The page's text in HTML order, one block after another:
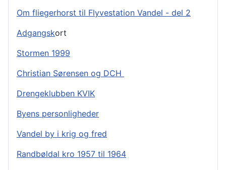
Om fliegerhorst til Flyvestation Vandel - del 2
Adgangskort
Stormen 1999
Christian Sørensen og DCH
Drengeklubben KVIK
Byens personligheder
Vandel by i krig og fred
Randbøldal kro 1957 til 1964